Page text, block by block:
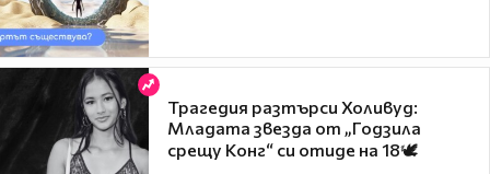
Трагедия разтърси Холивуд:
Младата звезда от „Годзила
срещу Конг“ си отиде на 18🕊️